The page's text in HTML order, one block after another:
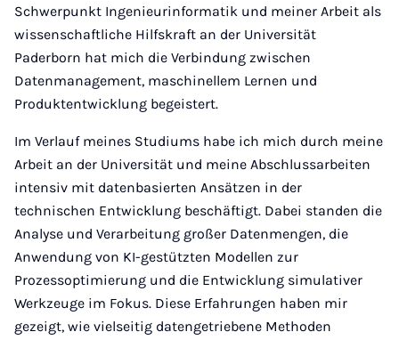
Schwerpunkt Ingenieurinformatik und meiner Arbeit als
wissenschaftliche Hilfskraft an der Universität
Paderborn hat mich die Verbindung zwischen
Datenmanagement, maschinellem Lernen und
Produktentwicklung begeistert.
Im Verlauf meines Studiums habe ich mich durch meine
Arbeit an der Universität und meine Abschlussarbeiten
intensiv mit datenbasierten Ansätzen in der
technischen Entwicklung beschäftigt. Dabei standen die
Analyse und Verarbeitung großer Datenmengen, die
Anwendung von KI-gestützten Modellen zur
Prozessoptimierung und die Entwicklung simulativer
Werkzeuge im Fokus. Diese Erfahrungen haben mir
gezeigt, wie vielseitig datengetriebene Methoden